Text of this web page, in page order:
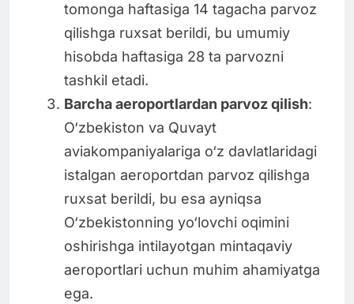
tomonga haftasiga 14 tagacha parvoz
qilishga ruxsat berildi, bu umumiy
hisobda haftasiga 28 ta parvozni
tashkil etadi.
Barcha aeroportlardan parvoz qilish:
O‘zbekiston va Quvayt
aviakompaniyalariga o‘z davlatlaridagi
istalgan aeroportdan parvoz qilishga
ruxsat berildi, bu esa ayniqsa
O‘zbekistonning yo‘lovchi oqimini
oshirishga intilayotgan mintaqaviy
aeroportlari uchun muhim ahamiyatga
ega.